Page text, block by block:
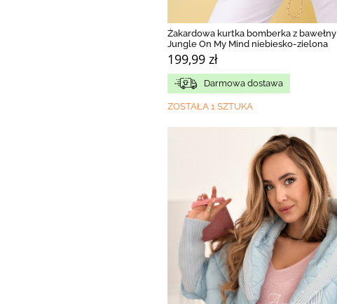
Żakardowa kurtka bomberka z bawełny
Jungle On My Mind niebiesko-zielona
199,99 zł
Darmowa dostawa
ZOSTAŁA 1 SZTUKA